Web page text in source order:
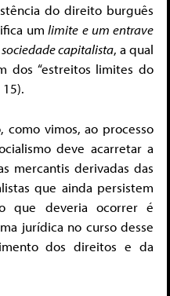
do direito burguês
um limite e um entrave
capitalista, a qual
dos “estreitos limites do
como vimos, ao processo
deve acarretar a
mercantis derivadas das
que ainda persistem
que deveria ocorrer é
jurídica no curso desse
dos direitos e da